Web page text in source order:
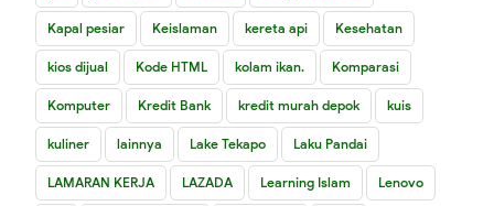
Kapal pesiar Keislaman kereta api Kesehatan
kios dijual Kode HTML kolam ikan. Komparasi
Komputer Kredit Bank kredit murah depok kuis
kuliner lainnya Lake Tekapo Laku Pandai
LAMARAN KERJA LAZADA Learning Islam Lenovo